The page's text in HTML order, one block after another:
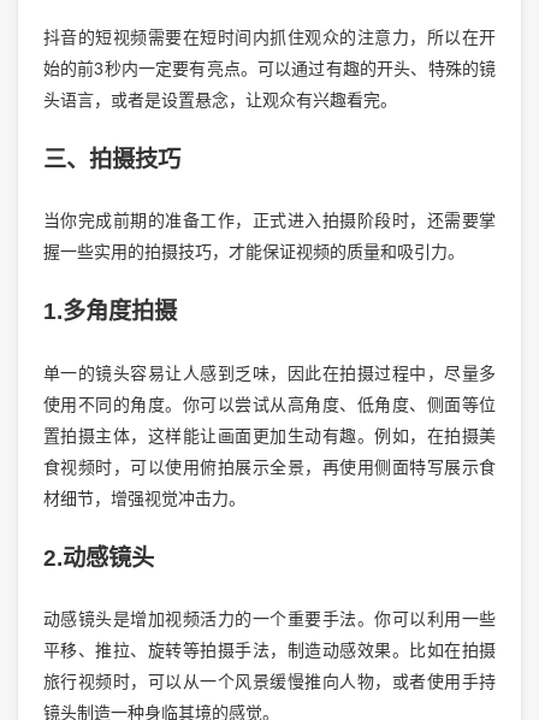
抖音的短视频需要在短时间内抓住观众的注意力，所以在开
始的前3秒内一定要有亮点。可以通过有趣的开头、特殊的镜
头语言，或者是设置悬念，让观众有兴趣看完。
三、拍摄技巧
当你完成前期的准备工作，正式进入拍摄阶段时，还需要掌
握一些实用的拍摄技巧，才能保证视频的质量和吸引力。
1.多角度拍摄
单一的镜头容易让人感到乏味，因此在拍摄过程中，尽量多
使用不同的角度。你可以尝试从高角度、低角度、侧面等位
置拍摄主体，这样能让画面更加生动有趣。例如，在拍摄美
食视频时，可以使用俯拍展示全景，再使用侧面特写展示食
材细节，增强视觉冲击力。
2.动感镜头
动感镜头是增加视频活力的一个重要手法。你可以利用一些
平移、推拉、旋转等拍摄手法，制造动感效果。比如在拍摄
旅行视频时，可以从一个风景缓慢推向人物，或者使用手持
镜头制造一种身临其境的感觉。